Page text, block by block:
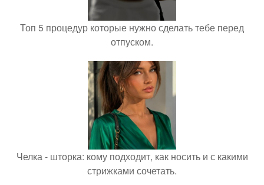
Топ 5 процедур которые нужно сделать тебе перед
отпуском.
Челка - шторка: кому подходит, как носить и с какими
стрижками сочетать.